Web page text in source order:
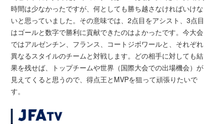
時間は少なかったですが、何としても勝ち越さなければいけな
いと思っていました。その意味では、2点目をアシスト、3点目
はゴールと数字で勝利に貢献できたのはよかったです。今大会
ではアルゼンチン、フランス、コートジボワールと、それぞれ
異なるスタイルのチームと対戦します。どの相手に対しても結
果を残せば、トップチームや世界（国際大会での出場機会）が
見えてくると思うので、得点王とMVPを狙って頑張りたいで
す。